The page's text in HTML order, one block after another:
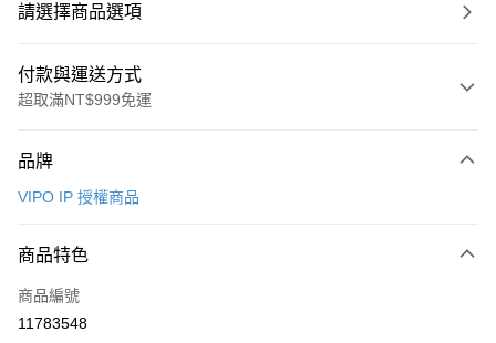
請選擇商品選項
付款與運送方式
超取滿NT$999免運
信用卡一次付款
3 期 0 利率 每期
合作金庫商業銀行
上海商業儲蓄銀行
超商取貨付款
LINE Pay
品牌
VIPO IP 授權商品
商品特色
商品編號
11783548